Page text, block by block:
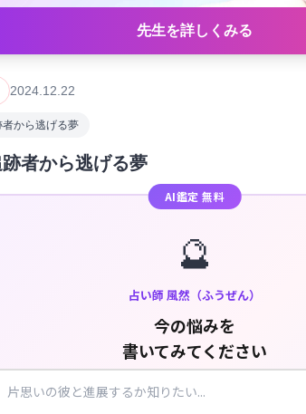
先生を詳しくみる
2024.12.22
者から逃げる夢
者から逃げる夢
AI鑑定 無料
🔮
占い師 風然（ふうぜん）
今の悩みを
書いてみてください